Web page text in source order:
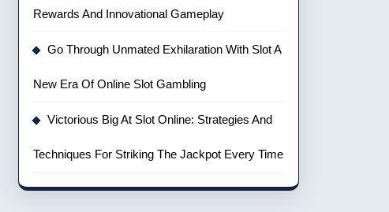
Rewards And Innovational Gameplay
Go Through Unmated Exhilaration With Slot A
New Era Of Online Slot Gambling
Victorious Big At Slot Online: Strategies And
Techniques For Striking The Jackpot Every Time